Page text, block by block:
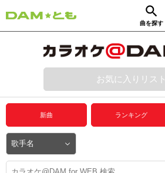
曲を探す
動画からさがす
ログイン
プレミアムサービス
DAM★とも動画
DAM★とも録音
お気に入りリスト
新曲 ランキング